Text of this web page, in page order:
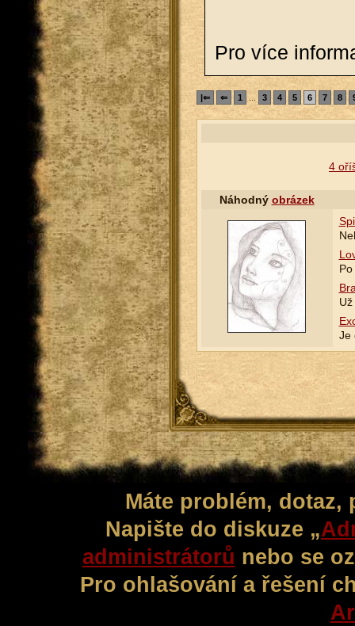
Pro více
|⇐ ⇐ 1 ... 3 4 5 6 7 8
4
Náhodný obrázek
Je
Máte problém,
Napište do diskuze „
administrátorů nebo se
Pro ohlašování a řešení